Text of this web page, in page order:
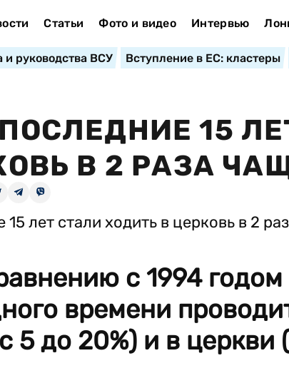
Статьи Фото и видео Интервью
и руководства ВСУ Вступление в ЕС: кластеры
15
В 2 РАЗА
с 1994 годом
времени
5 до 20%) и в церкви